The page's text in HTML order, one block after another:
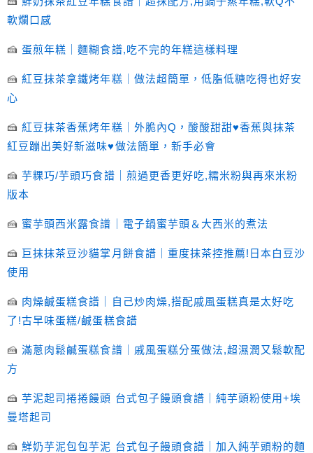
軟爛口感
🍰蛋煎年糕｜麵糊食譜,吃不完的年糕這樣料理
🍰紅豆抹茶拿鐵烤年糕｜做法超簡單，低脂低糖吃得也好安
心
🍰紅豆抹茶香蕉烤年糕｜外脆內Q，酸酸甜甜♥香蕉與抹茶
紅豆蹦出美好新滋味♥做法簡單，新手必會
🍰芋粿巧/芋頭巧食譜｜煎過更香更好吃,糯米粉與再來米粉
版本
🍰 蜜芋頭西米露食譜｜電子鍋蜜芋頭＆大西米的煮法
🍰 巨抹抹茶豆沙貓掌月餅食譜｜重度抹茶控推薦!日本白豆沙
使用
🍰 肉燥鹹蛋糕食譜｜自己炒肉燥,搭配戚風蛋糕真是太好吃
了!古早味蛋糕/鹹蛋糕食譜
🍰滿蔥肉鬆鹹蛋糕食譜｜戚風蛋糕分蛋做法,超濕潤又鬆軟配
方
🍰芋泥起司捲捲饅頭 台式包子饅頭食譜｜純芋頭粉使用+埃
曼塔起司
🍰鮮奶芋泥包包芋泥 台式包子饅頭食譜｜加入純芋頭粉的麵